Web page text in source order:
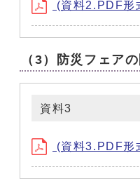
(資料2.PDF形
（3）防災フェア
資料3
(資料3.PDF